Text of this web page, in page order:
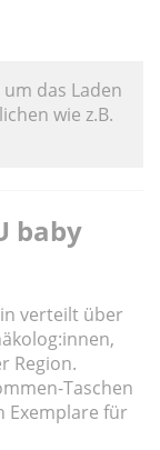
um das Laden
wie z.B.
baby
verteilt über
Region.
Taschen
Exemplare für